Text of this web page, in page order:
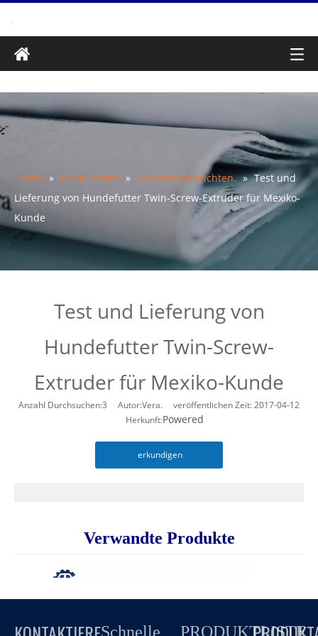
Heim » Nachrichten » Handelsnachrichten. » Test und
Lieferung von Hundefutter Twin-Screw-Extruder für Mexiko-
Kunde
Test und Lieferung von
Hundefutter Twin-Screw-
Extruder für Mexiko-Kunde
Anzahl Durchsuchen:3 Autor:Vera. veröffentlichen Zeit: 2017-04-12
Herkunft:Powered
erkundigen
Verwandte Produkte
Schnelle
PRODUKTLISTE